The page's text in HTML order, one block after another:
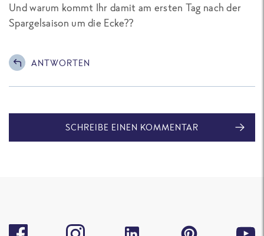
Und warum kommt Ihr damit am ersten Tag nach der
Spargelsaison um die Ecke??
ANTWORTEN
SCHREIBE EINEN KOMMENTAR